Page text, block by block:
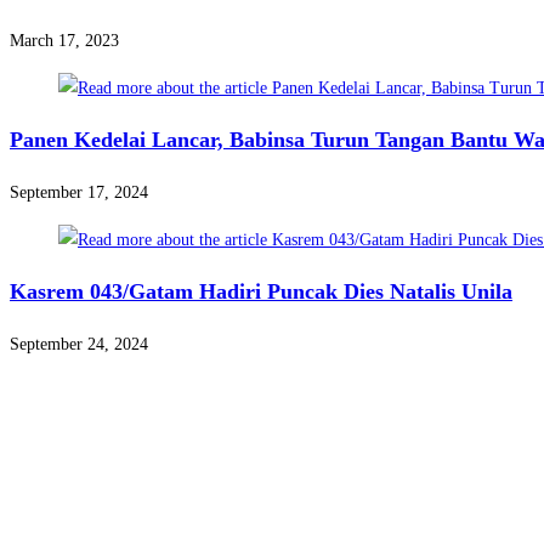
March 17, 2023
Panen Kedelai Lancar, Babinsa Turun Tangan Bantu
September 17, 2024
Kasrem 043/Gatam Hadiri Puncak Dies Natalis Unila
September 24, 2024